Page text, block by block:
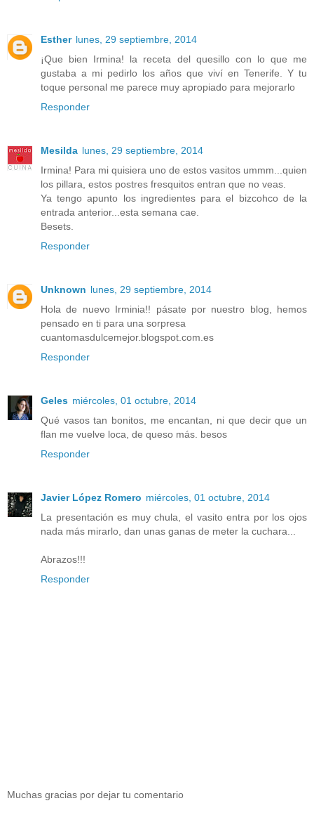
Esther lunes, 29 septiembre, 2014
¡Que bien Irmina! la receta del quesillo con lo que me
gustaba a mi pedirlo los años que viví en Tenerife. Y tu
toque personal me parece muy apropiado para mejorarlo
Responder
Mesilda lunes, 29 septiembre, 2014
Irmina! Para mi quisiera uno de estos vasitos ummm...quien
los pillara, estos postres fresquitos entran que no veas.
Ya tengo apunto los ingredientes para el bizcohco de la
entrada anterior...esta semana cae.
Besets.
Responder
Unknown lunes, 29 septiembre, 2014
Hola de nuevo Irminia!! pásate por nuestro blog, hemos
pensado en ti para una sorpresa
cuantomasdulcemejor.blogspot.com.es
Responder
Geles miércoles, 01 octubre, 2014
Qué vasos tan bonitos, me encantan, ni que decir que un
flan me vuelve loca, de queso más. besos
Responder
Javier López Romero miércoles, 01 octubre, 2014
La presentación es muy chula, el vasito entra por los ojos
nada más mirarlo, dan unas ganas de meter la cuchara...
Abrazos!!!
Responder
Muchas gracias por dejar tu comentario